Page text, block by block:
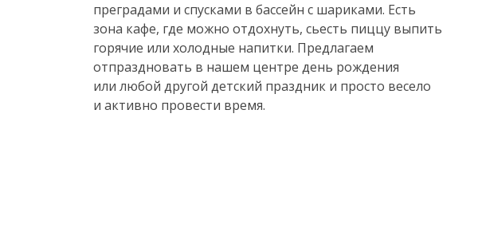
преградами и спусками в бассейн с шариками. Есть
зона кафе, где можно отдохнуть, сьесть пиццу выпить
горячие или холодные напитки. Предлагаем
отпраздновать в нашем центре день рождения
или любой другой детский праздник и просто весело
и активно провести время.